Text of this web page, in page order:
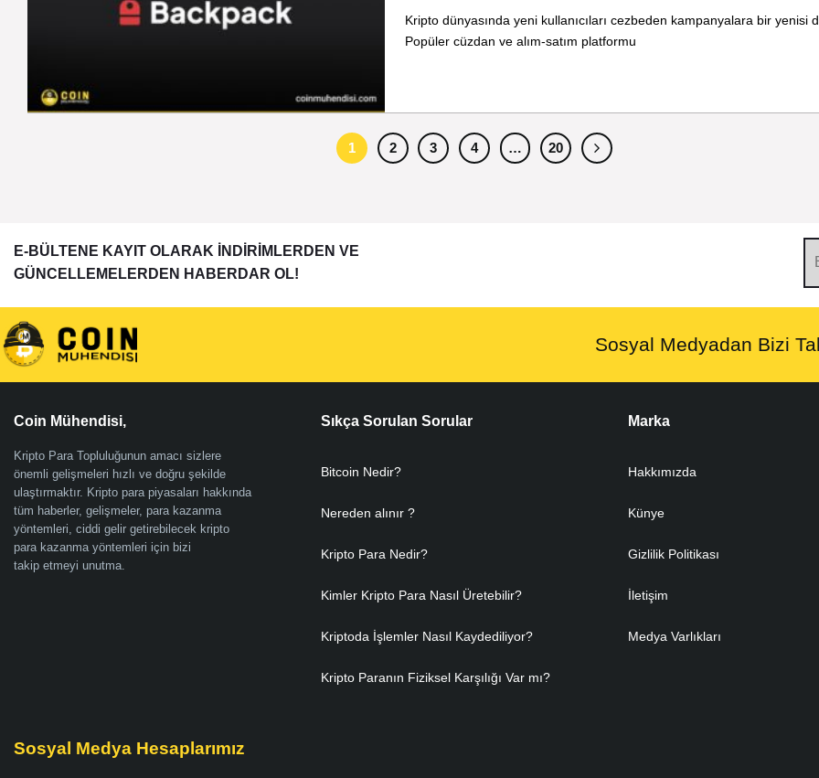
Kripto dünyasında yeni kullanıcıları cezbeden kampanyalara bir yenisi
Popüler cüzdan ve alım-satım platformu
1 2 3 4 … 20
E-BÜLTENE KAYIT OLARAK İNDİRİMLERDEN VE
GÜNCELLEMELERDEN HABERDAR OL!
Sosyal Medyadan Bizi
Coin Mühendisi,
Kripto Para Topluluğunun amacı sizlere
önemli gelişmeleri hızlı ve doğru şekilde
ulaştırmaktır. Kripto para piyasaları hakkında
tüm haberler, gelişmeler, para kazanma
yöntemleri, ciddi gelir getirebilecek kripto
para kazanma yöntemleri için bizi
takip etmeyi unutma.
Sıkça Sorulan Sorular
Bitcoin Nedir?
Nereden alınır ?
Kripto Para Nedir?
Kimler Kripto Para Nasıl Üretebilir?
Kriptoda İşlemler Nasıl Kaydediliyor?
Kripto Paranın Fiziksel Karşılığı Var mı?
Marka
Hakkımızda
Künye
Gizlilik Politikası
İletişim
Medya Varlıkları
Sosyal Medya Hesaplarımız